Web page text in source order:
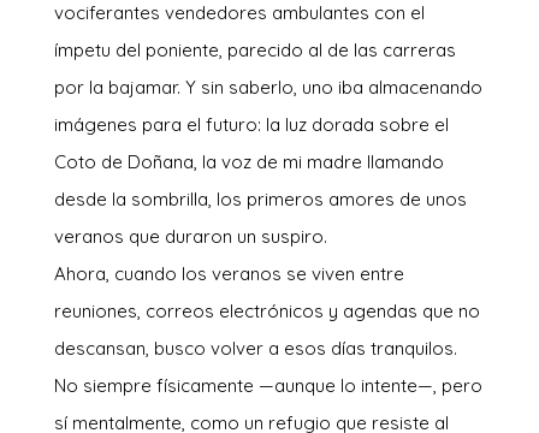
vociferantes vendedores ambulantes con el
ímpetu del poniente, parecido al de las carreras
por la bajamar. Y sin saberlo, uno iba almacenando
imágenes para el futuro: la luz dorada sobre el
Coto de Doñana, la voz de mi madre llamando
desde la sombrilla, los primeros amores de unos
veranos que duraron un suspiro.
Ahora, cuando los veranos se viven entre
reuniones, correos electrónicos y agendas que no
descansan, busco volver a esos días tranquilos.
No siempre físicamente —aunque lo intente—, pero
sí mentalmente, como un refugio que resiste al